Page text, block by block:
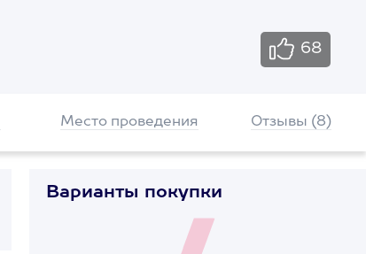
68
Место проведения Отзывы (8)
Варианты покупки